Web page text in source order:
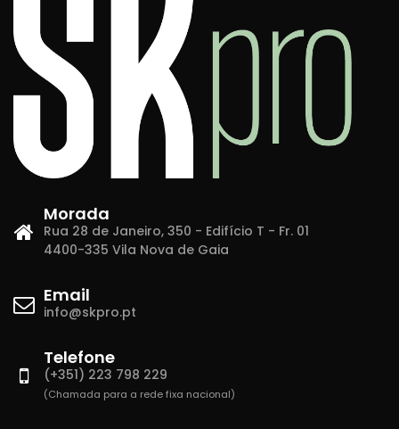
Morada
Rua 28 de Janeiro, 350 - Edifício T - Fr. 01
4400-335 Vila Nova de Gaia
Email
info@skpro.pt
Telefone
(+351) 223 798 229
(Chamada para a rede fixa nacional)